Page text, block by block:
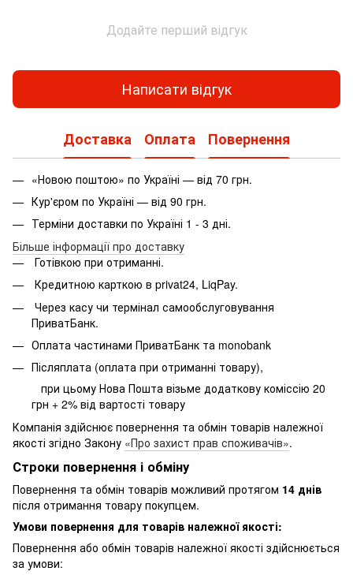
Додайте перший відгук
Написати відгук
Доставка Оплата Повернення
«Новою поштою» по Україні — від 70 грн.
Кур'єром по Україні — від 90 грн.
Терміни доставки по Україні 1 - 3 дні.
Більше інформації про доставку
Готівкою при отриманні.
Кредитною карткою в privat24, LiqPay.
Через касу чи термінал самообслуговування
ПриватБанк.
Оплата частинами ПриватБанк та monobank
Післяплата (оплата при отриманні товару),
при цьому Нова Пошта візьме додаткову коміссію 20
грн + 2% від вартості товару
Компанія здійснює повернення та обмін товарів належної
якості згідно Закону «Про захист прав споживачів».
Строки повернення і обміну
Повернення та обмін товарів можливий протягом 14 днів
після отримання товару покупцем.
Умови повернення для товарів належної якості:
Повернення або обмін товарів належної якості здійснюється
за умови: